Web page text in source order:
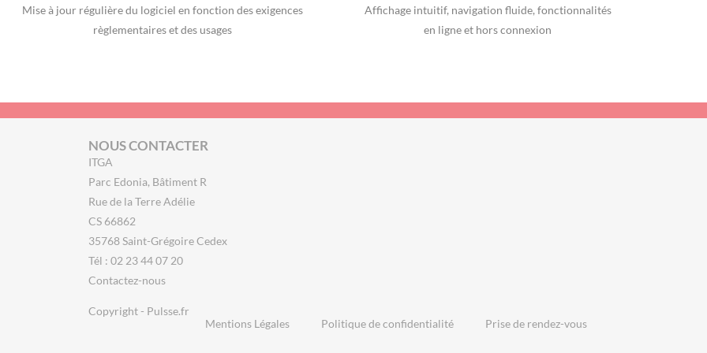
Mise à jour régulière du logiciel en fonction des exigences
règlementaires et des usages
Affichage intuitif, navigation fluide, fonctionnalités
en ligne et hors connexion
NOUS CONTACTER
ITGA
Parc Edonia, Bâtiment R
Rue de la Terre Adélie
CS 66862
35768 Saint-Grégoire Cedex
Tél : 02 23 44 07 20
Contactez-nous
Copyright - Pulsse.fr
Mentions Légales
Politique de confidentialité Prise de rendez-vous